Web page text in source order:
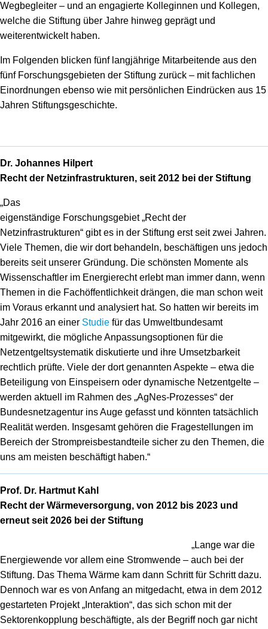
Wegbegleiter – und an engagierte Kolleginnen und Kollegen,
welche die Stiftung über Jahre hinweg geprägt und
weiterentwickelt haben.
Im Folgenden blicken fünf langjährige Mitarbeitende aus den
fünf Forschungsgebieten der Stiftung zurück – mit fachlichen
Einordnungen ebenso wie mit persönlichen Eindrücken aus 15
Jahren Stiftungsgeschichte.
Dr. Johannes Hilpert
Recht der Netzinfrastrukturen, seit 2012 bei der Stiftung
„Das
eigenständige Forschungsgebiet „Recht der
Netzinfrastrukturen“ gibt es in der Stiftung erst seit zwei Jahren.
Viele Themen, die wir dort behandeln, beschäftigen uns jedoch
bereits seit unserer Gründung. Die schönsten Momente als
Wissenschaftler im Energierecht erlebt man immer dann, wenn
Themen in die Fachöffentlichkeit drängen, die man schon weit
im Voraus erkannt und analysiert hat. So hatten wir bereits im
Jahr 2016 an einer Studie für das Umweltbundesamt
mitgewirkt, die mögliche Anpassungsoptionen für die
Netzentgeltsystematik diskutierte und ihre Umsetzbarkeit
rechtlich prüfte. Viele der dort genannten Aspekte – etwa die
Beteiligung von Einspeisern oder dynamische Netzentgelte –
werden aktuell im Rahmen des „AgNes-Prozesses“ der
Bundesnetzagentur ins Auge gefasst und könnten tatsächlich
Realität werden. Insgesamt gehören die Fragestellungen im
Bereich der Strompreisbestandteile sicher zu den Themen, die
uns am meisten beschäftigt haben.“
Prof. Dr. Hartmut Kahl
Recht der Wärmeversorgung, von 2012 bis 2023 und
erneut seit 2026 bei der Stiftung
„Lange war die
Energiewende vor allem eine Stromwende – auch bei der
Stiftung. Das Thema Wärme kam dann Schritt für Schritt dazu.
Dennoch war es von Anfang an mitgedacht, etwa in dem 2012
gestarteten Projekt „Interaktion“, das sich schon mit der
Sektorenkopplung beschäftigte, als der Begriff noch gar nicht